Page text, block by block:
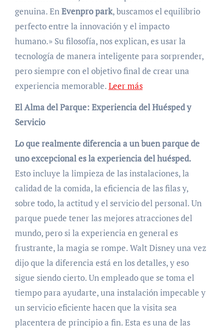
genuina. EnEvenpro park, buscamos el equilibrio
perfecto entre la innovación y el impacto
humano.» Su filosofía, nos explican, es usar la
tecnología de manera inteligente para sorprender,
pero siempre con el objetivo final de crear una
experiencia memorable.Leer más
El Alma del Parque: Experiencia del Huésped y
Servicio
Lo que realmente diferencia a un buen parque de
uno excepcional es la experiencia del huésped.
Esto incluye la limpieza de las instalaciones, la
calidad de la comida, la eficiencia de las filas y,
sobre todo, la actitud y el servicio del personal. Un
parque puede tener las mejores atracciones del
mundo, pero si la experiencia en general es
frustrante, la magia se rompe. Walt Disney una vez
dijo que la diferencia está en los detalles, y eso
sigue siendo cierto. Un empleado que se toma el
tiempo para ayudarte, una instalación impecable y
un servicio eficiente hacen que la visita sea
placentera de principio a fin. Esta es una de las